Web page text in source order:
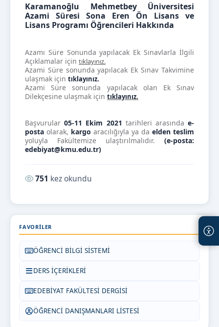
Karamanoğlu Mehmetbey Üniversitesi
Azami Süresi Sona Eren Ön Lisans ve
Lisans Programı Öğrencileri Hakkında
Azamı Süre Sonunda yapılacak Ek Sınavlarla İlgili
Açıklamalar için tıklayınız.
Azami Süre sonunda yapılacak Ek Sınav Takvimine
ulaşmak için tıklayınız.
Azami Süre sonunda yapılacak olan Ek Sınav
Dilekçesine ulaşmak için tıklayınız.
Başvurular05-11 Ekim 2021 tarihleri arasındae-
posta olarak, kargo aracılığıyla ya da elden teslim
yoluyla Fakültemize ulaştırılmalıdır. (e-posta:
edebiyat@kmu.edu.tr)
Okunma sayısı:
751 kez okundu
FAVORILER
ÖĞRENCİ BİLGİ SİSTEMİ
DERS İÇERİKLERİ
EDEBİYAT FAKÜLTESİ DERGİSİ
ÖĞRENCİ DANIŞMANLARI LİSTESİ